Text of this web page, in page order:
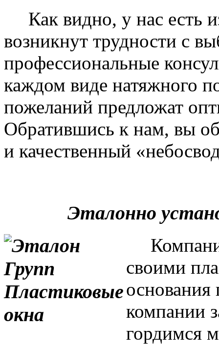
Как видно, у нас есть
возникнут трудности с
профессиональные
каждом виде натяжного
пожеланий предложат
Обратившись к нам, вы
и качественный
Эталонно
своими
основания
компании
гордимся